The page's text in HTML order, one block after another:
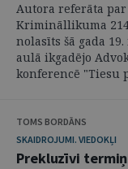
Autora referāta
Krimināllikuma
nolasīts šā gada
aulā ikgadējo
konferencē "Tiesu
TOMS BORDĀNS
SKAIDROJUMI. VIEDOKĻI
Prekluzīvi